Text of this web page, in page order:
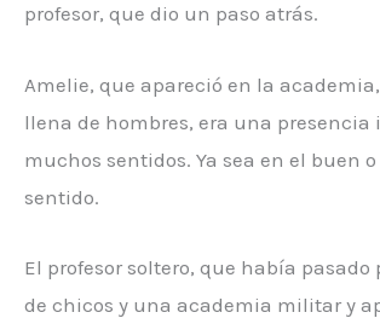
profesor, que dio un paso atrás.
Amelie, que apareció en la
llena de hombres, era una presencia
muchos sentidos. Ya sea en el buen
sentido.
El profesor soltero, que había pasado
de chicos y una academia militar y